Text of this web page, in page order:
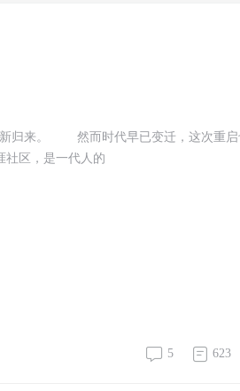
新归来。 然而时代早已变迁，这次重启
区，是一代人的
5 623